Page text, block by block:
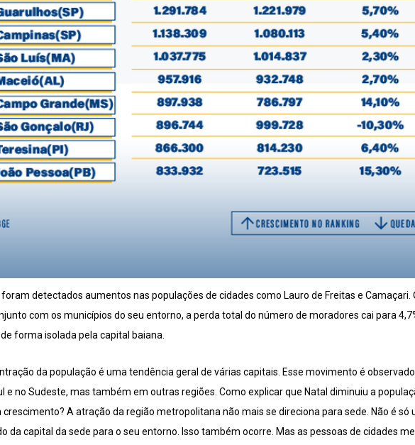
foram detectados aumentos nas populações de cidades como Lauro de Freitas e Camaçari.
com os municípios do seu entorno, a perda total do número de moradores cai para
forma isolada pela capital baiana.
da população é uma tendência geral de várias capitais. Esse movimento é
e no Sudeste, mas também em outras regiões. Como explicar que Natal diminuiu a
A atração da região metropolitana não mais se direciona para sede. Não é só
da capital da sede para o seu entorno. Isso também ocorre. Mas as pessoas de cidades